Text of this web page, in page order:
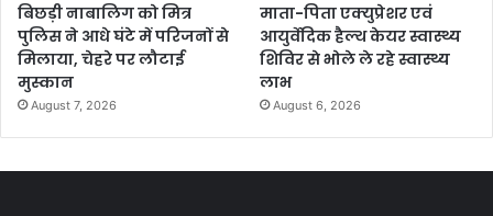
बिछड़ी नाबालिग को मित्र
पुलिस ने आधे घंटे में परिजनों से
मिलाया, चेहरे पर लौटाई
मुस्कान
August 7, 2026
माता-पिता एक्युप्रेशर एवं
आयुर्वेदिक हैल्थ केयर स्वास्थ्य
शिविर से भोले ले रहे स्वास्थ्य
लाभ
August 6, 2026